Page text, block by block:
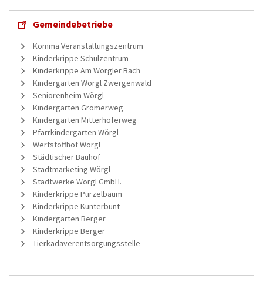
Gemeindebetriebe
Komma Veranstaltungszentrum
Kinderkrippe Schulzentrum
Kinderkrippe Am Wörgler Bach
Kindergarten Wörgl Zwergenwald
Seniorenheim Wörgl
Kindergarten Grömerweg
Kindergarten Mitterhoferweg
Pfarrkindergarten Wörgl
Wertstoffhof Wörgl
Städtischer Bauhof
Stadtmarketing Wörgl
Stadtwerke Wörgl GmbH.
Kinderkrippe Purzelbaum
Kinderkrippe Kunterbunt
Kindergarten Berger
Kinderkrippe Berger
Tierkadaverentsorgungsstelle